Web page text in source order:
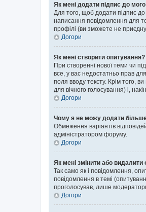
Як мені додати підпис до
Для того, щоб додати підпис
написання повідомлення для
профілі (ви зможете не
Догори
Як мені створити опитування?
При створенні нової теми чи
все, у вас недостатньо прав
поля вводу тексту. Крім того,
для вічного голосування) і,
Догори
Чому я не можу додати більше
Обмеження варіантів
адміністратором форуму.
Догори
Як мені змінити або видалити
Так само як і повідомлення,
повідомлення в темі
проголосував, лише
Догори